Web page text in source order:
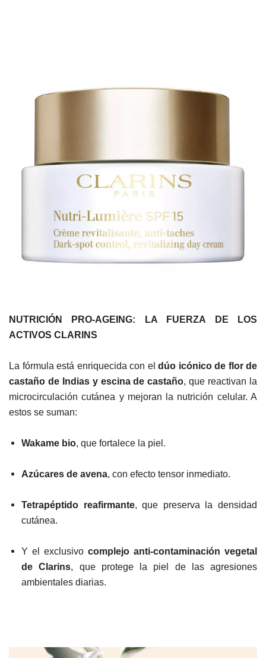
NUTRICIÓN PRO-AGEING: LA FUERZA DE LOS
ACTIVOS CLARINS
La fórmula está enriquecida con el dúo icónico de flor de
castaño de Indias y escina de castaño, que reactivan la
microcirculación cutánea y mejoran la nutrición celular. A
estos se suman:
Wakame bio, que fortalece la piel.
Azúcares de avena, con efecto tensor inmediato.
Tetrapéptido reafirmante, que preserva la densidad
cutánea.
Y el exclusivo complejo anti-contaminación vegetal
de Clarins, que protege la piel de las agresiones
ambientales diarias.